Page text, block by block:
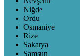
Niğde
Ordu
Osmaniye
Rize
Sakarya
Samsun